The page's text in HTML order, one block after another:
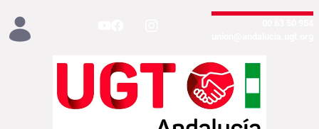
تخطي إلى المحتوى الرئيسي